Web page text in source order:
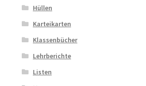
Hüllen
Karteikarten
Klassenbücher
Lehrberichte
Listen